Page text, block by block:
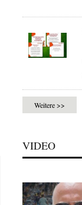
Weitere >>
VIDEO